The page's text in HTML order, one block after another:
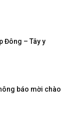
Đông – Tây y
báo mời chào